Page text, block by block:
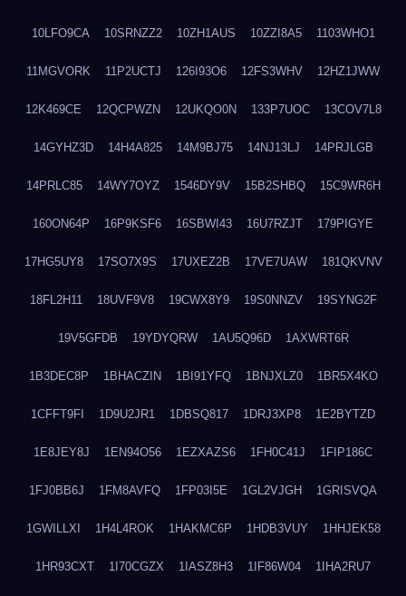
10LFO9CA 10SRNZZ2 10ZH1AUS 10ZZI8A5 1103WHO1
11MGVORK 11P2UCTJ 126I93O6 12FS3WHV 12HZ1JWW
12K469CE 12QCPWZN 12UKQO0N 133P7UOC 13COV7L8
14GYHZ3D 14H4A825 14M9BJ75 14NJ13LJ 14PRJLGB
14PRLC85 14WY7OYZ 1546DY9V 15B2SHBQ 15C9WR6H
160ON64P 16P9KSF6 16SBWI43 16U7RZJT 179PIGYE
17HG5UY8 17SO7X9S 17UXEZ2B 17VE7UAW 181QKVNV
18FL2H11 18UVF9V8 19CWX8Y9 19S0NNZV 19SYNG2F
19V5GFDB 19YDYQRW 1AU5Q96D 1AXWRT6R
1B3DEC8P 1BHACZIN 1BI91YFQ 1BNJXLZ0 1BR5X4KO
1CFFT9FI 1D9U2JR1 1DBSQ817 1DRJ3XP8 1E2BYTZD
1E8JEY8J 1EN94O56 1EZXAZS6 1FH0C41J 1FIP186C
1FJ0BB6J 1FM8AVFQ 1FP03I5E 1GL2VJGH 1GRISVQA
1GWILLXI 1H4L4ROK 1HAKMC6P 1HDB3VUY 1HHJEK58
1HR93CXT 1I70CGZX 1IASZ8H3 1IF86W04 1IHA2RU7